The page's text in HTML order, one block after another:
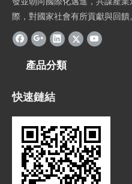
際，對國家社會有所貢獻與回饋
產品分類
快速鏈結